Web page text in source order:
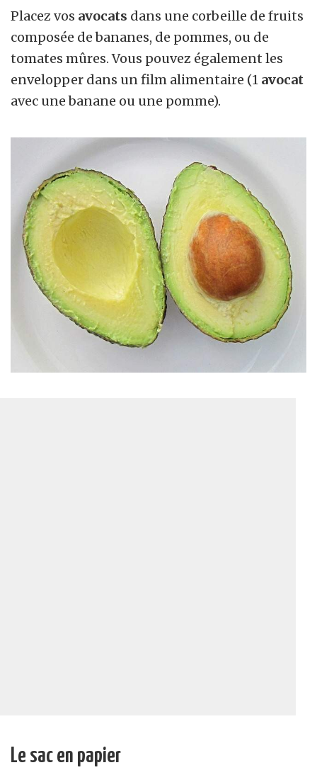
Placez vos avocats dans une corbeille de fruits
composée de bananes, de pommes, ou de
tomates mûres. Vous pouvez également les
envelopper dans un film alimentaire (1 avocat
avec une banane ou une pomme).
Le sac en papier